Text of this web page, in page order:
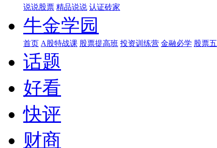
说说股票 精品说说 认证砖家
牛金学园
首页 A股特战课 股票提高班 投资训练营 金融必学 股票
话题
好看
快评
财商